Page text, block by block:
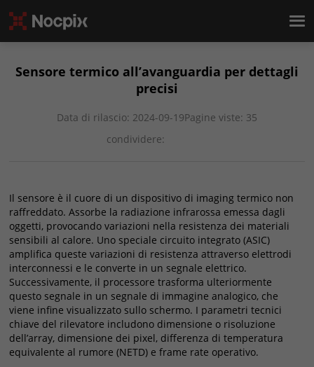
Sensore termico all’avanguardia per dettagli
precisi
Data di rilascio: 2024-09-19Pagine viste: 35
condividere:
Il sensore è il cuore di un dispositivo di imaging termico non
raffreddato. Assorbe la radiazione infrarossa emessa dagli
oggetti, provocando variazioni nella resistenza dei materiali
sensibili al calore. Uno speciale circuito integrato (ASIC)
amplifica queste variazioni di resistenza attraverso elettrodi
interconnessi e le converte in un segnale elettrico.
Successivamente, il processore trasforma ulteriormente
questo segnale in un segnale di immagine analogico, che
viene infine visualizzato sullo schermo. I parametri tecnici
chiave del rilevatore includono dimensione o risoluzione
dell’array, dimensione dei pixel, differenza di temperatura
equivalente al rumore (NETD) e frame rate operativo.